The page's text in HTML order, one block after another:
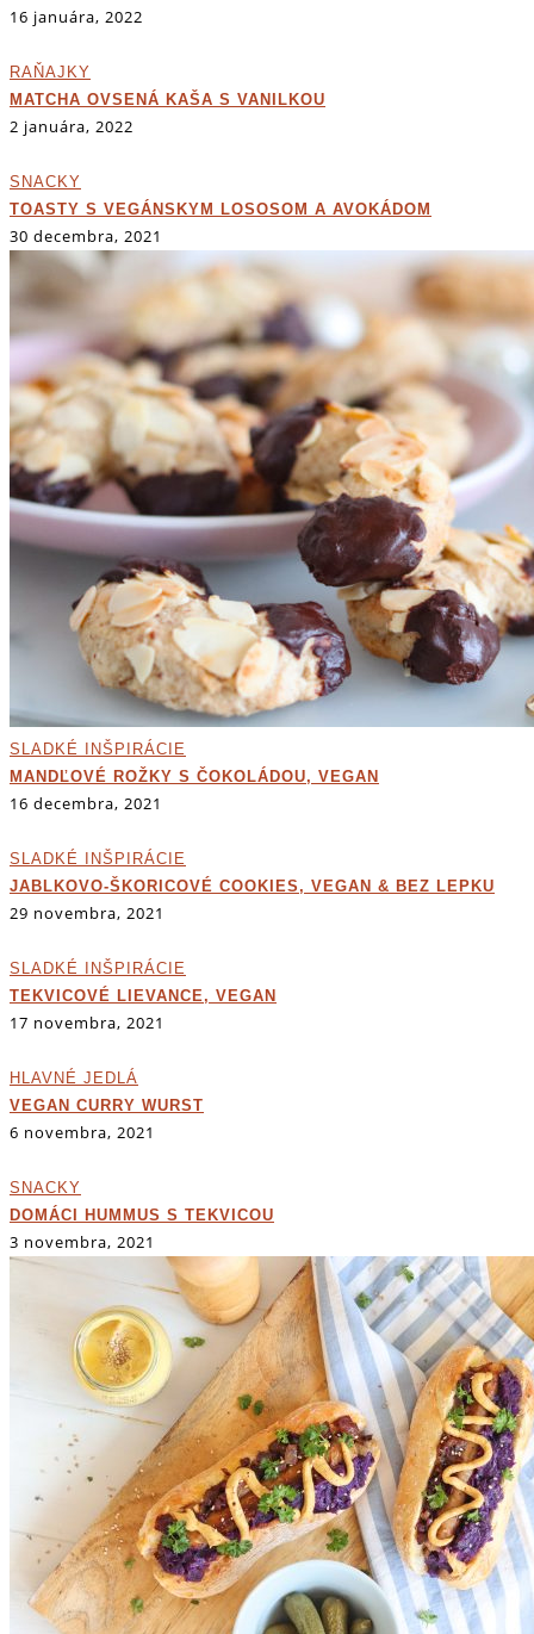
16 januára, 2022
RAŇAJKY
MATCHA OVSENÁ KAŠA S VANILKOU
2 januára, 2022
SNACKY
TOASTY S VEGÁNSKYM LOSOSOM A AVOKÁDOM
30 decembra, 2021
SLADKÉ INŠPIRÁCIE
MANDĽOVÉ ROŽKY S ČOKOLÁDOU, VEGAN
16 decembra, 2021
SLADKÉ INŠPIRÁCIE
JABLKOVO-ŠKORICOVÉ COOKIES, VEGAN & BEZ LEPKU
29 novembra, 2021
SLADKÉ INŠPIRÁCIE
TEKVICOVÉ LIEVANCE, VEGAN
17 novembra, 2021
HLAVNÉ JEDLÁ
VEGAN CURRY WURST
6 novembra, 2021
SNACKY
DOMÁCI HUMMUS S TEKVICOU
3 novembra, 2021